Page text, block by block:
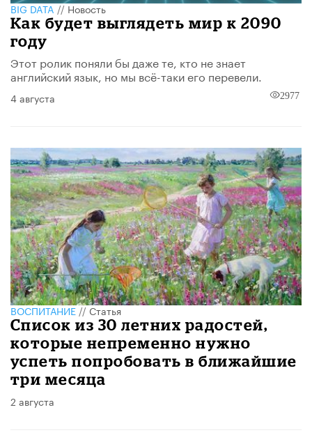
BIG DATA//Новость
​Как будет выглядеть мир к 2090
году
Этот ролик поняли бы даже те, кто не знает
английский язык, но мы всё-таки его перевели.
4 августа 2977
ВОСПИТАНИЕ//Статья
Список из 30 летних радостей,
которые непременно нужно
успеть попробовать в ближайшие
три месяца
2 августа